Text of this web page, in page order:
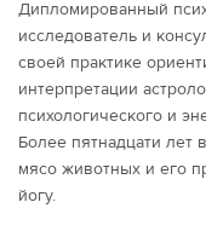
Дипломированный
исследователь и
своей практике
интерпретации
психологического и
Более пятнадцати лет
мясо животных и его
йогу.